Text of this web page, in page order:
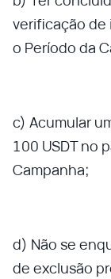
verificação de
o Período da
c) Acumular
100 USDT no
Campanha;
d) Não se
de exclusão